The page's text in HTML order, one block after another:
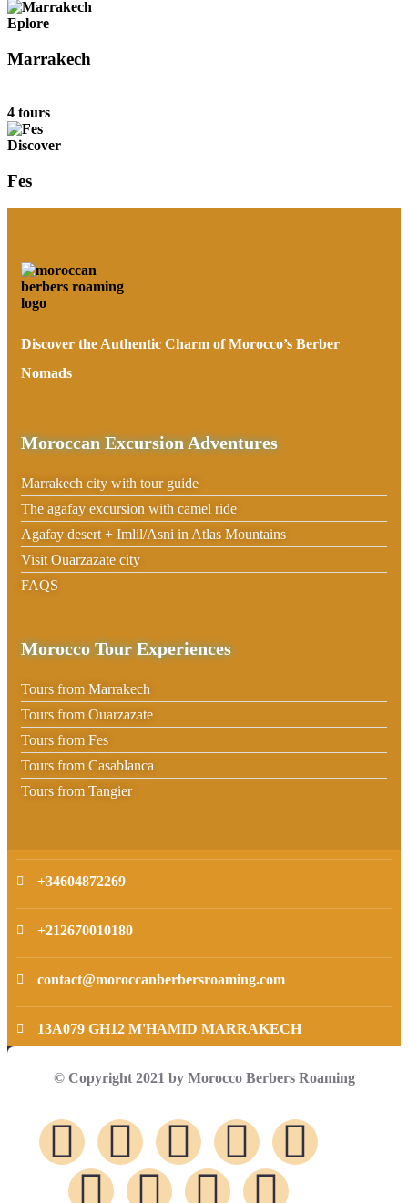
Eplore
Marrakech
4 tours
Discover
Fes
Discover the Authentic Charm of Morocco’s Berber
Nomads
Moroccan Excursion Adventures
Marrakech city with tour guide
The agafay excursion with camel ride
Agafay desert + Imlil/Asni in Atlas Mountains
Visit Ouarzazate city
FAQS
Morocco Tour Experiences
Tours from Marrakech
Tours from Ouarzazate
Tours from Fes
Tours from Casablanca
Tours from Tangier
+34604872269
+212670010180
contact@moroccanberbersroaming.com
13A079 GH12 M'HAMID MARRAKECH
© Copyright 2021 by Morocco Berbers Roaming